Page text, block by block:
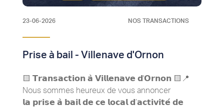
23-06-2026 NOS TRANSACTIONS
Prise à bail - Villenave d'Ornon
🟨 𝗧𝗿𝗮𝗻𝘀𝗮𝗰𝘁𝗶𝗼𝗻 𝗮̀ 𝗩𝗶𝗹𝗹𝗲𝗻𝗮𝘃𝗲 𝗱'𝗢𝗿𝗻𝗼𝗻​ 🟨📍
Nous sommes heureux de vous annoncer
𝗹𝗮 𝗽𝗿𝗶𝘀𝗲 𝗮̀ 𝗯𝗮𝗶𝗹 𝗱𝗲 𝗰𝗲 𝗹𝗼𝗰𝗮𝗹 𝗱’𝗮𝗰𝘁𝗶𝘃𝗶𝘁𝗲́ 𝗱𝗲